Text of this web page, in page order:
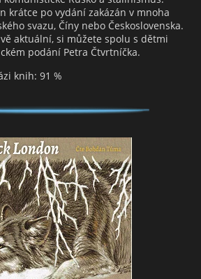
krátce po vydání zakázán v mnoha
svazu, Číny nebo Československa.
aktuální, si můžete spolu s dětmi
podání Petra Čtvrtníčka.
knih: 91 %